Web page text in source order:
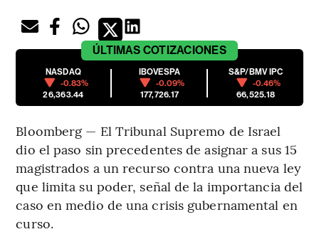
ÚLTIMAS COTIZACIONES
NASDAQ
-0.83%
26,363.44
IBOVESPA
-0.09%
177,726.17
S&P/BMV IPC
-0.46%
66,525.18
Bloomberg — El Tribunal Supremo de Israel
dio el paso sin precedentes de asignar a sus 15
magistrados a un recurso contra una nueva ley
que limita su poder, señal de la importancia del
caso en medio de una crisis gubernamental en
curso.